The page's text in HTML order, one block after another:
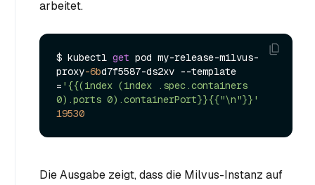
arbeitet.
$ kubectl get pod my-release-milvus-
proxy-6bd7f5587-ds2xv --template
= '{{(index (index .spec.containers
0).ports 0).containerPort}}{{"\n"}}'
19530
Die Ausgabe zeigt, dass die Milvus-Instanz auf